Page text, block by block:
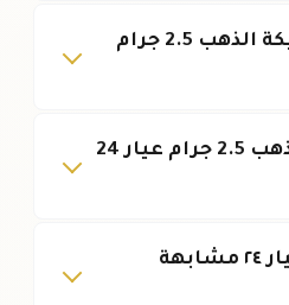
هل يمكنني بيع سبيكة الذهب 2.5 جرام
ما هو سعر سبيكة ذهب 2.5 جرام عيار 24
هل سبيكة ٢ جرام عيار ٢٤ مشابهة